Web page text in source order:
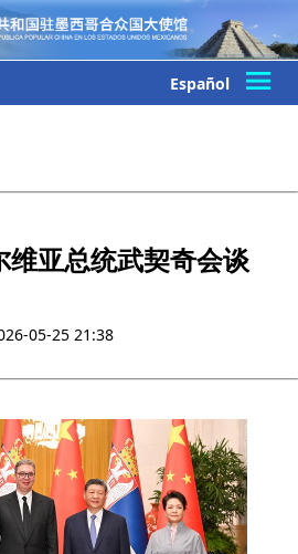
Español
维亚总统武契奇会谈
05-25 21:38